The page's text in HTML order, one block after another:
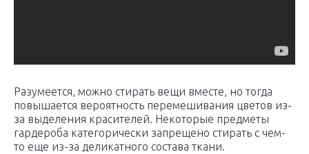
Разумеется, можно стирать вещи вместе, но тогда
повышается вероятность перемешивания цветов из-
за выделения красителей. Некоторые предметы
гардероба категорически запрещено стирать с чем-
то еще из-за деликатного состава ткани.